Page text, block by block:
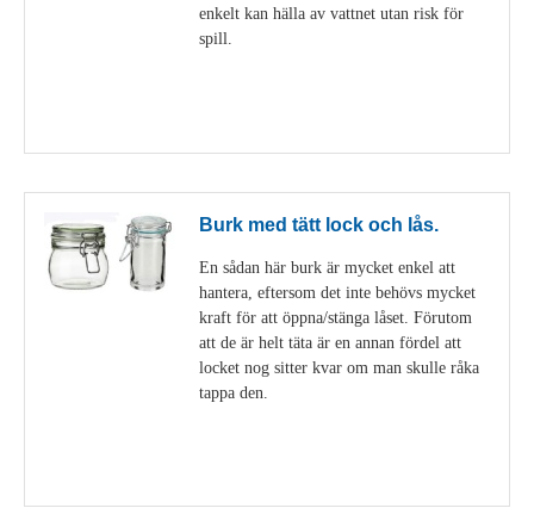
enkelt kan hälla av vattnet utan risk för
spill.
Burk med tätt lock och lås.
En sådan här burk är mycket enkel att
hantera, eftersom det inte behövs mycket
kraft för att öppna/stänga låset. Förutom
att de är helt täta är en annan fördel att
locket nog sitter kvar om man skulle råka
tappa den.